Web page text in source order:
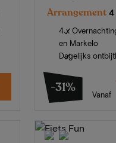
Arrangement 4
4 x
en Markelo
Dagelijks
-31% Vanaf